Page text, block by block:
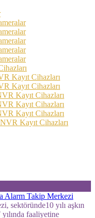
Cihazları
Cihazları
Kayıt Cihazları
Kayıt Cihazları
Kayıt Cihazları
Kayıt Cihazları
sektöründe10 yılı aşkın
faaliyetine